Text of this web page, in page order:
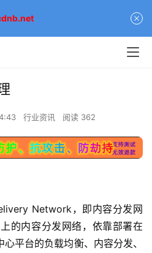
行业资讯 阅读 362
Network，即内容分发网
的内容分发网络，依靠部署在
平台的负载均衡、内容分发、